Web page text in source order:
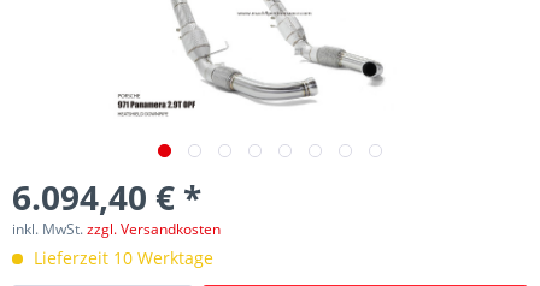
6.094,40 € *
inkl. MwSt.zzgl. Versandkosten
Lieferzeit 10 Werktage